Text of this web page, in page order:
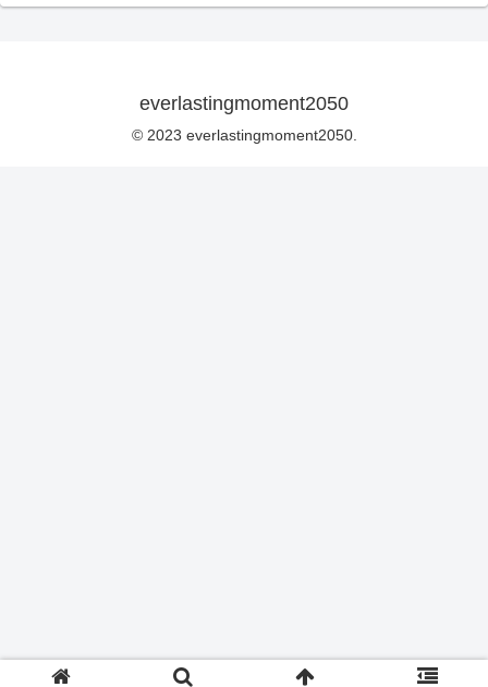
everlastingmoment2050
© 2023 everlastingmoment2050.